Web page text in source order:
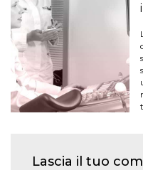
Lascia il tuo